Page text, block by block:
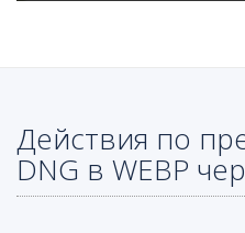
Действия по
DNG в WEBP